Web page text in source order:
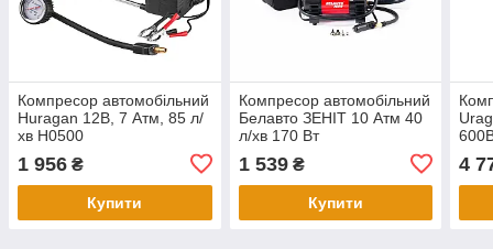
Компресор автомобільний
Huragan 12В, 7 Атм, 85 л/
хв H0500
1 956 ₴
Купити
Компресор автомобільний
Белавто ЗЕНІТ 10 Атм 40
л/хв 170 Вт
1 539₴
Купити
4